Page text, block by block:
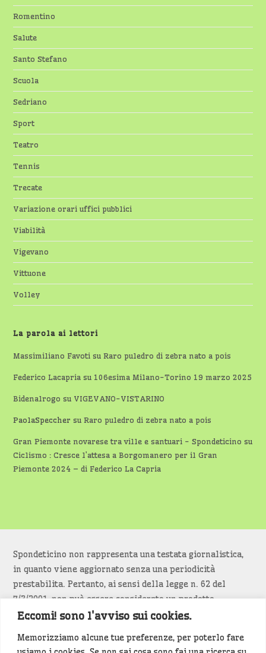
Eccomi! sono l'avviso sui cookies.
Memorizziamo alcune tue preferenze, per poterlo fare
Romentino
Salute
Santo Stefano
Scuola
Sedriano
Sport
Teatro
Tennis
Trecate
Variazione orari uffici pubblici
Viabilità
Vigevano
Vittuone
Volley
La parola ai lettori
Massimiliano Favoti suRaro puledro di zebra nato a pois
Federico Lacapria su 106esima Milano-Torino 19 marzo 2025
Bidenalrogo su VIGEVANO-VISTARINO
PaolaSpeccher suRaro puledro di zebra nato a pois
Gran Piemonte novarese tra ville e santuari - Spondeticino su
Ciclismo : Cresce l’attesa a Borgomanero per il Gran
Piemonte 2024 – di Federico La Capria
Spondeticino non rappresenta una testata giornalistica,
in quanto viene aggiornato senza una periodicità
prestabilita. Pertanto, ai sensi della legge n. 62 del
7/3/2001, non può essere considerato un prodotto
editoriale.
Siamo attenti a non violare copyright e diritti